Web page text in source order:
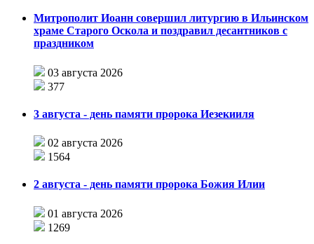
Митрополит Иоанн совершил литургию в Ильинском
храме Старого Оскола и поздравил десантников с
праздником
03 августа 2026
377
3 августа - день памяти пророка Иезекииля
02 августа 2026
1564
2 августа - день памяти пророка Божия Илии
01 августа 2026
1269